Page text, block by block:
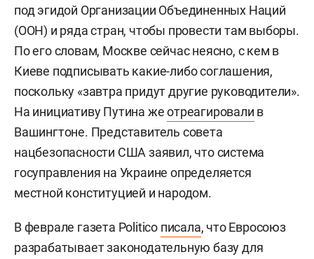
под эгидой Организации Объединенных Наций
(ООН) и ряда стран, чтобы провести там выборы.
По его словам, Москве сейчас неясно, с кем в
Киеве подписывать какие-либо соглашения,
поскольку «завтра придут другие руководители».
На инициативу Путина жеотреагировали в
Вашингтоне. Представитель совета
нацбезопасности США заявил, что система
госуправления на Украине определяется
местной конституцией и народом.
В феврале газета Politico писала, что Евросоюз
разрабатывает законодательную базу для